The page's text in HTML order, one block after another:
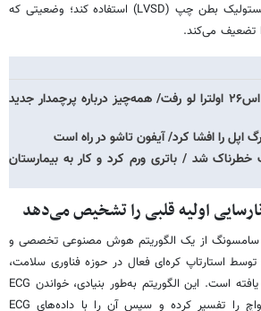
شناسایی اختلال عملکرد سیستولیک بطن چپ (LVSD) استفاده کند؛ وضعیتی که
تضعیف می‌کند.
طراحی گلکسی اس۲۶ اولترا لو رفت/ همه‌چیز درباره پرچمدار جدید
اپل را افشا کرد/ آیفون تاشو در راه است
شد / باتری ورم کرد و کار به بیمارستان
اولیه قلبی را تشخیص می‌دهد
از یک الگوریتم هوش مصنوعی تخصصی و
استارتاپ کره‌ای فعال در حوزه فناوری سلامت،
به نام Medical AI، توسعه یافته است. این الگوریتم به‌طور بنیادی، خواندن ECG
تولید شده توسط گلکسی واچ را تفسیر کرده و سپس آن را با داده‌های ECG